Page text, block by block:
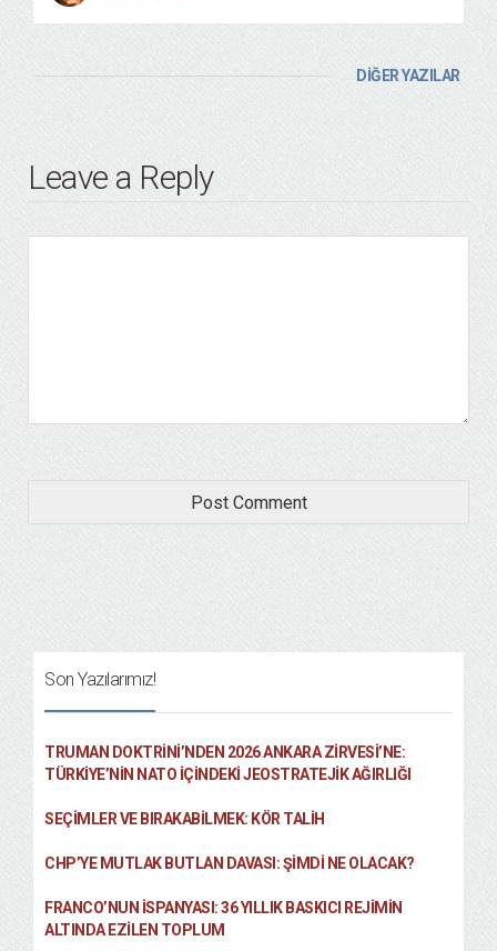
DİĞER YAZILAR
Leave a Reply
Son Yazılarımız!
TRUMAN DOKTRINI’NDEN 2026 ANKARA ZIRVESI’NE:
TÜRKIYE’NIN NATO İÇINDEKI JEOSTRATEJIK AĞIRLIĞI
SEÇIMLER VE BIRAKABILMEK: KÖR TALIH
CHP’YE MUTLAK BUTLAN DAVASI: ŞİMDİ NE OLACAK?
FRANCO’NUN İSPANYASI: 36 YILLIK BASKICI REJIMIN
ALTINDA EZILEN TOPLUM